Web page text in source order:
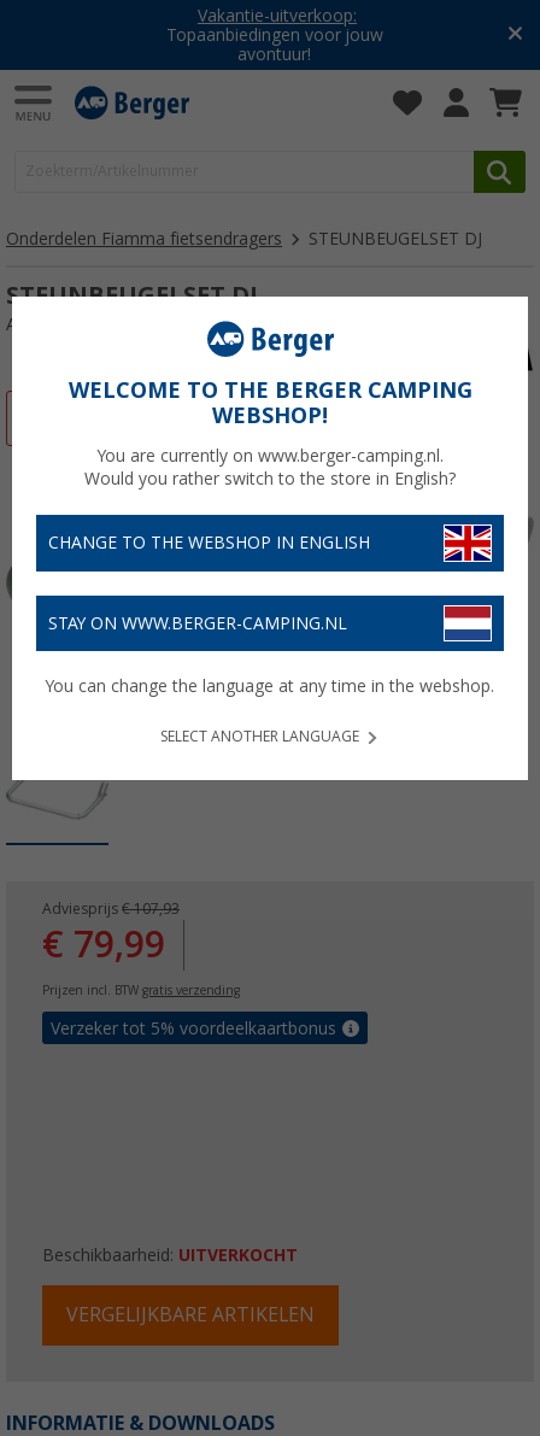
Vakantie-uitverkoop:
Topaanbiedingen voor jouw
avontuur!
Onderdelen Fiamma fietsendragers STEUNBEUGELSET DJ
STEUNBEUGELSET DJ
Artikelnr: 230002SR
Adviesprijs € 107,93
€ 79,99
Prijzen incl. BTW gratis verzending
Verzeker tot 5% voordeelkaartbonus
Beschikbaarheid: UITVERKOCHT
VERGELIJKBARE ARTIKELEN
INFORMATIE & DOWNLOADS
WELCOME TO THE BERGER CAMPING
WEBSHOP!
You are currently on www.berger-camping.nl.
Would you rather switch to the store in English?
CHANGE TO THE WEBSHOP IN ENGLISH
STAY ON WWW.BERGER-CAMPING.NL
You can change the language at any time in the webshop.
SELECT ANOTHER LANGUAGE